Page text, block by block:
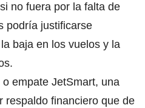
no fuera por la falta de
podría justificarse
baja en los vuelos y la
empate JetSmart, una
respaldo financiero que de